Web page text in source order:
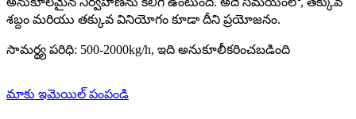
శబ్దం మరియు తక్కువ వినియోగం కూడా దీని ప్రయోజనం.
సామర్థ్య పరిధి: 500-2000kg/h, ఇది అనుకూలీకరించబడింది
మాకు ఇమెయిల్ పంపండి